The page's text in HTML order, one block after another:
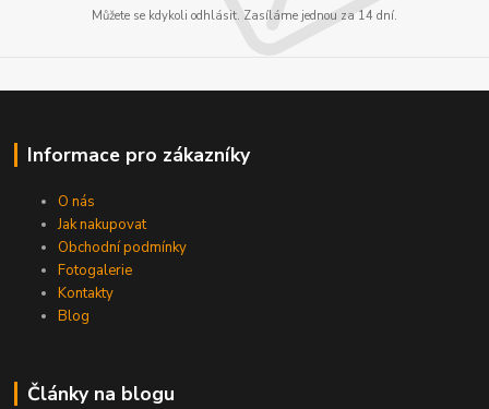
Můžete se kdykoli odhlásit. Zasíláme jednou za 14 dní.
Informace pro zákazníky
O nás
Jak nakupovat
Obchodní podmínky
Fotogalerie
Kontakty
Blog
Články na blogu